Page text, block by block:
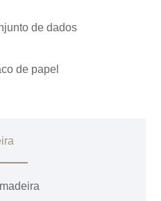
de dados
de papel